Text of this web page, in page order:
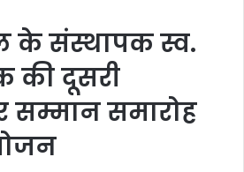
के संस्थापक स्व.
की दूसरी
सम्मान समारोह